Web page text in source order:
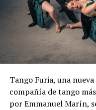
Tango Furia, una
compañía de tango
por Emmanuel Marín,